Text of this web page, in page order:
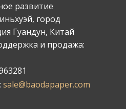
развитие
город
Гуандун, Китай
и продажа:
sale@baodapaper.com​​​​​​